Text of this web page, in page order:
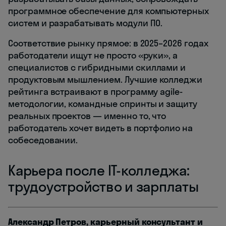
программное обеспечение для компьютерных
систем и разрабатывать модули ПО.
Соответствие рынку прямое: в 2025–2026 годах
работодатели ищут не просто «руки», а
специалистов с гибридными скиллами и
продуктовым мышлением. Лучшие колледжи
рейтинга встраивают в программу agile-
методологии, командные спринты и защиту
реальных проектов — именно то, что
работодатель хочет видеть в портфолио на
собеседовании.
Карьера после IT-колледжа:
трудоустройство и зарплаты
Александр Петров, карьерный консультант и